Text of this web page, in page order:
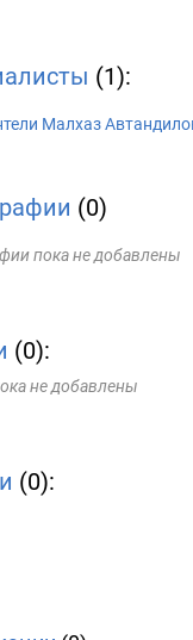
(1):
Малхаз
(0)
пока не добавлены
(0):
не добавлены
(0):